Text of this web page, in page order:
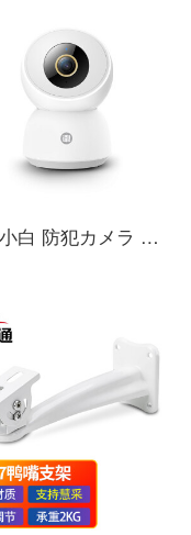
创米小白 防犯カメラ モニター家用ワイヤレスインターネットビデオカメラ 021雲台机400万像素